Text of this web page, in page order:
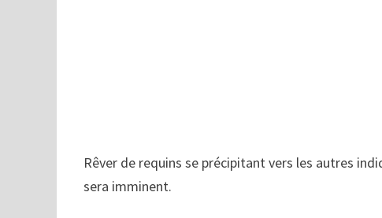
Rêver de requins se précipitant vers les autres
sera imminent.